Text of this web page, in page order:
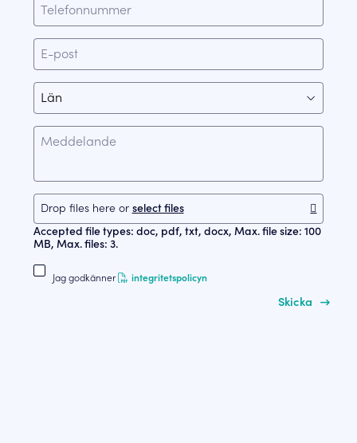
Drop files here or select files
Accepted file types: doc, pdf, txt, docx, Max. file size: 100
MB, Max. files: 3.
Jag godkänner integritetspolicyn
Skicka